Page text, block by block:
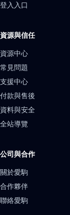
登入入口
資源與信任
資源中心
常見問題
支援中心
付款與售後
資料與安全
全站導覽
公司與合作
關於愛駒
合作夥伴
聯絡愛駒